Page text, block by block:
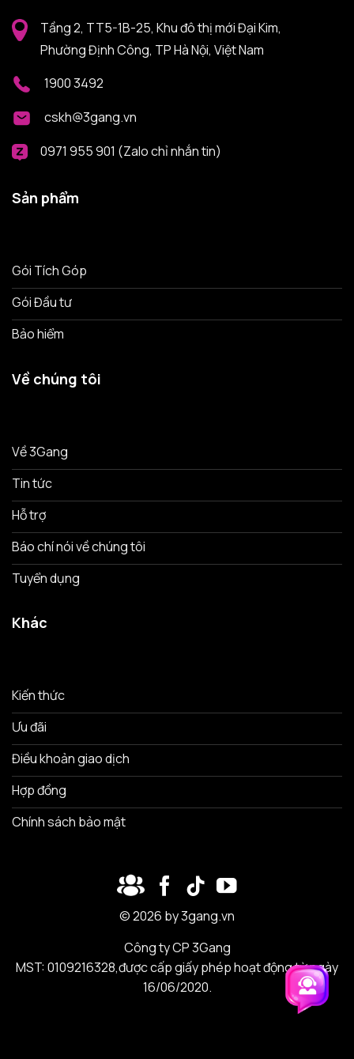
Tầng 2, TT5-1B-25, Khu đô thị mới Đại Kim,
Phường Định Công, TP Hà Nội, Việt Nam
1900 3492
cskh@3gang.vn
0971 955 901 (Zalo chỉ nhắn tin)
Sản phẩm
Gói Tích Góp
Gói Đầu tư
Bảo hiểm
Về chúng tôi
Về 3Gang
Tin tức
Hỗ trợ
Báo chí nói về chúng tôi
Tuyển dụng
Khác
Kiến thức
Ưu đãi
Điều khoản giao dịch
Hợp đồng
Chính sách bảo mật
© 2026 by 3gang.vn
Công ty CP 3Gang
MST: 0109216328,được cấp giấy phép hoạt động từ ngày
16/06/2020.